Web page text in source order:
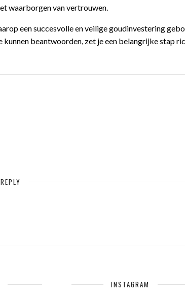
waarborgen van vertrouwen.
een succesvolle en veilige goudinvestering
beantwoorden, zet je een belangrijke stap
INSTAGRAM